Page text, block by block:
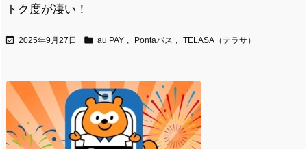
トク度が凄い！
 2025年9月27日  au PAY Pontaパス TELASA（テラサ）